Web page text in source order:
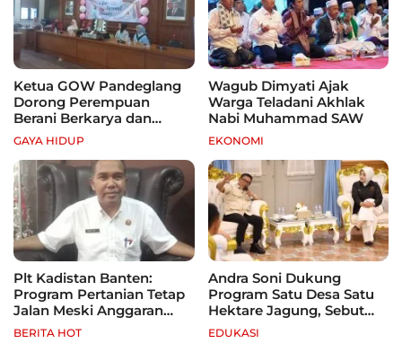
Ketua GOW Pandeglang
Dorong Perempuan
Berani Berkarya dan
Mandiri
GAYA HIDUP
Wagub Dimyati Ajak
Warga Teladani Akhlak
Nabi Muhammad SAW
EKONOMI
Plt Kadistan Banten:
Program Pertanian Tetap
Jalan Meski Anggaran
Terbatas, Fokus Jagung
hingga Tebu
BERITA HOT
Andra Soni Dukung
Program Satu Desa Satu
Hektare Jagung, Sebut
Banten Punya Peluang
Jadi Sentra Produksi
EDUKASI